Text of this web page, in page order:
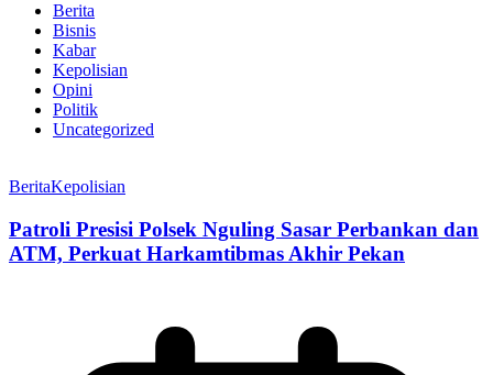
Berita
Bisnis
Kabar
Kepolisian
Opini
Politik
Uncategorized
BeritaKepolisian
Patroli Presisi Polsek Nguling Sasar Perbankan dan
ATM, Perkuat Harkamtibmas Akhir Pekan